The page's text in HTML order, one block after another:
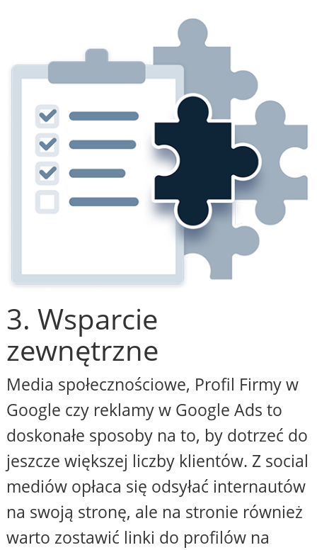
3. Wsparcie
zewnętrzne
Media społecznościowe, Profil Firmy w
Google czy reklamy w Google Ads to
doskonałe sposoby na to, by dotrzeć do
jeszcze większej liczby klientów. Z social
mediów opłaca się odsyłać internautów
na swoją stronę, ale na stronie również
warto zostawić linki do profilów na